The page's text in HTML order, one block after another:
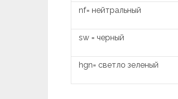
nf= нейтральный
sw = черный
hgn= светло зеленый